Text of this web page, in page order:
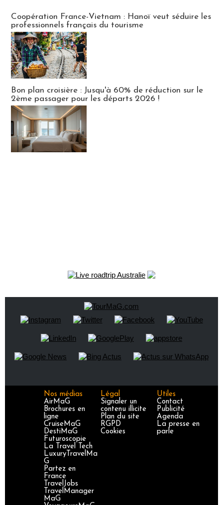
Coopération France-Vietnam : Hanoï veut séduire les
professionnels français du tourisme
Bon plan croisière : Jusqu'à 60% de réduction sur le
2ème passager pour les départs 2026 !
Nos médias
AirMaG
Brochures en
ligne
CruiseMaG
DestiMaG
Futuroscopie
La Travel Tech
LuxuryTravelMa
G
Partez en
France
TravelJobs
TravelManager
MaG
Légal
Signaler un
contenu illicite
Plan du site
RGPD
Cookies
Utiles
Contact
Publicité
Agenda
La presse en
parle